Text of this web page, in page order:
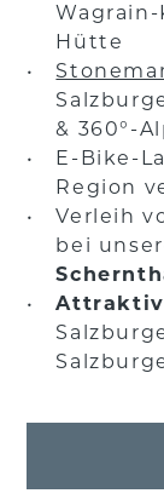
Hütte
& 360°-
E-Bike-
Region
Verleih
bei